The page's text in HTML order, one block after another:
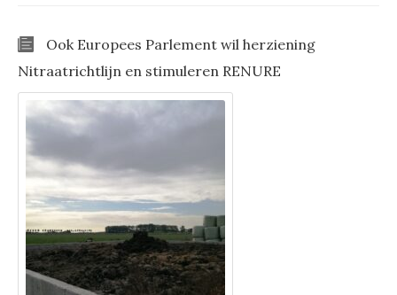
Ook Europees Parlement wil herziening
Nitraatrichtlijn en stimuleren RENURE